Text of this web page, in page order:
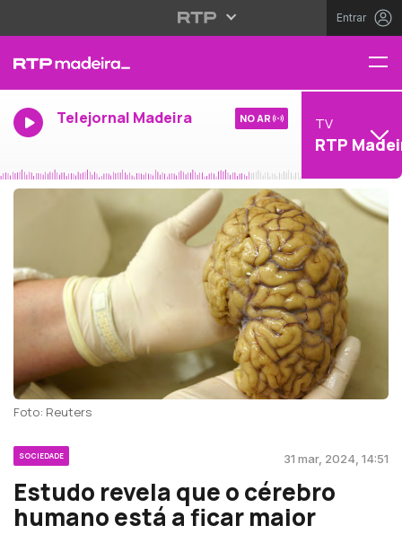
Entrar
Telejornal Madeira NO AR TV
RTP
Foto: Reuters
SOCIEDADE 31 mar, 2024, 14:51
Estudo revela que o cérebro
humano está a ficar maior